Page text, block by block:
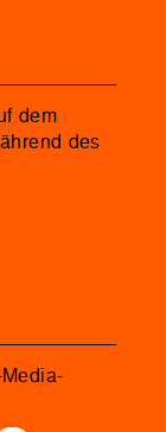
dem
des